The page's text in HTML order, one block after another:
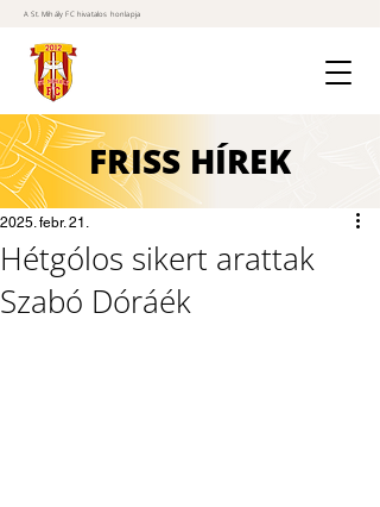
A St. Mihály FC hivatalos honlapja
FRISS HÍREK
Hétgólos sikert arattak
Szabó Dóráék
2025. febr. 21.